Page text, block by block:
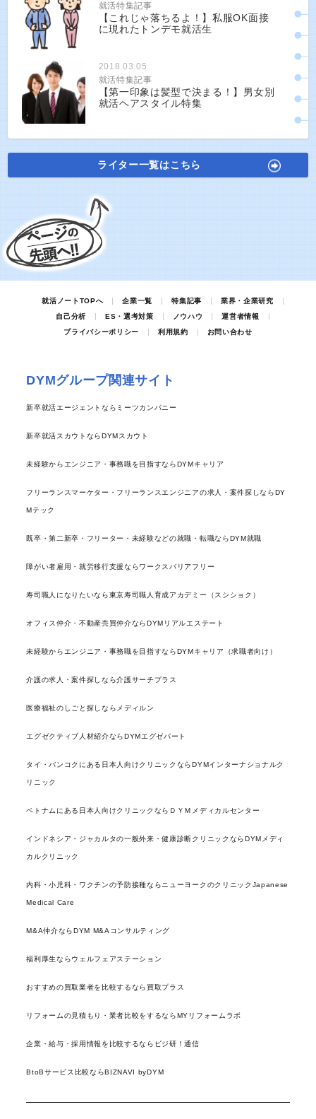
就活特集記事
【これじゃ落ちるよ！】私服OK面接
に現れたトンデモ就活生
2018.03.05
就活特集記事
【第一印象は髪型で決まる！】男女別
就活ヘアスタイル特集
ライター一覧はこちら
就活ノートTOPへ 企業一覧 特集記事
業界・企業研究
自己分析
ES・選考対策 ノウハウ
運営者情報
プライバシーポリシー
利用規約 お問い合わせ
DYMグループ関連サイト
新卒就活エージェントならミーツカンパニー
新卒就活スカウトならDYMスカウト
未経験からエンジニア・事務職を目指すならDYMキャリア
フリーランスマーケター・フリーランスエンジニアの求人・案件探しならDY
Mテック
既卒・第二新卒・フリーター・未経験などの就職・転職ならDYM就職
障がい者雇用・就労移行支援ならワークスバリアフリー
寿司職人になりたいなら東京寿司職人育成アカデミー（スシショク）
オフィス仲介・不動産売買仲介ならDYMリアルエステート
未経験からエンジニア・事務職を目指すならDYMキャリア（求職者向け）
介護の求人・案件探しなら介護サーチプラス
医療福祉のしごと探しならメディルン
エグゼクティブ人材紹介ならDYMエグゼパート
タイ・バンコクにある日本人向けクリニックならDYMインターナショナルク
リニック
ベトナムにある日本人向けクリニックならＤＹＭメディカルセンター
インドネシア・ジャカルタの一般外来・健康診断クリニックならDYMメディ
カルクリニック
内科・小児科・ワクチンの予防接種ならニューヨークのクリニックJapanese
Medical Care
M&A仲介ならDYM M&Aコンサルティング
福利厚生ならウェルフェアステーション
おすすめの買取業者を比較するなら買取プラス
リフォームの見積もり・業者比較をするならMYリフォームラボ
企業・給与・採用情報を比較するならビジ研！通信
BtoBサービス比較ならBIZNAVI byDYM